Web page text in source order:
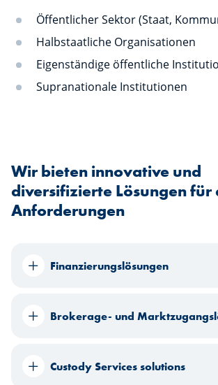
Öffentlicher Sektor (Staat,
Halbstaatliche Organisationen
Eigenständige öffentliche
Supranationale Institutionen
Wir bieten innovative und
diversifizierte Lösungen für
Anforderungen
Finanzierungslösungen
Brokerage- und
Custody Services solutions